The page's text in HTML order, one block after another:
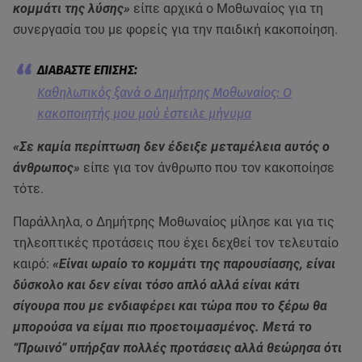
κομμάτι της λύσης» είπε αρχικά ο Μοθωναίος για τη
συνεργασία του με φορείς για την παιδική κακοποίηση.
Καθηλωτικός ξανά ο Δημήτρης Μοθωναίος: Ο
κακοποιητής μου μού έστειλε μήνυμα
«Σε καμία περίπτωση δεν έδειξε μεταμέλεια αυτός ο
άνθρωπος» είπε για τον άνθρωπο που τον κακοποίησε
τότε.
Παράλληλα, ο Δημήτρης Μοθωναίος μίλησε και για τις
τηλεοπτικές προτάσεις που έχει δεχθεί τον τελευταίο
καιρό: «Είναι ωραίο το κομμάτι της παρουσίασης, είναι
δύσκολο και δεν είναι τόσο απλό αλλά είναι κάτι
σίγουρα που με ενδιαφέρει και τώρα που το ξέρω θα
μπορούσα να είμαι πιο προετοιμασμένος. Μετά το
“Πρωινό” υπήρξαν πολλές προτάσεις αλλά θεώρησα ότι